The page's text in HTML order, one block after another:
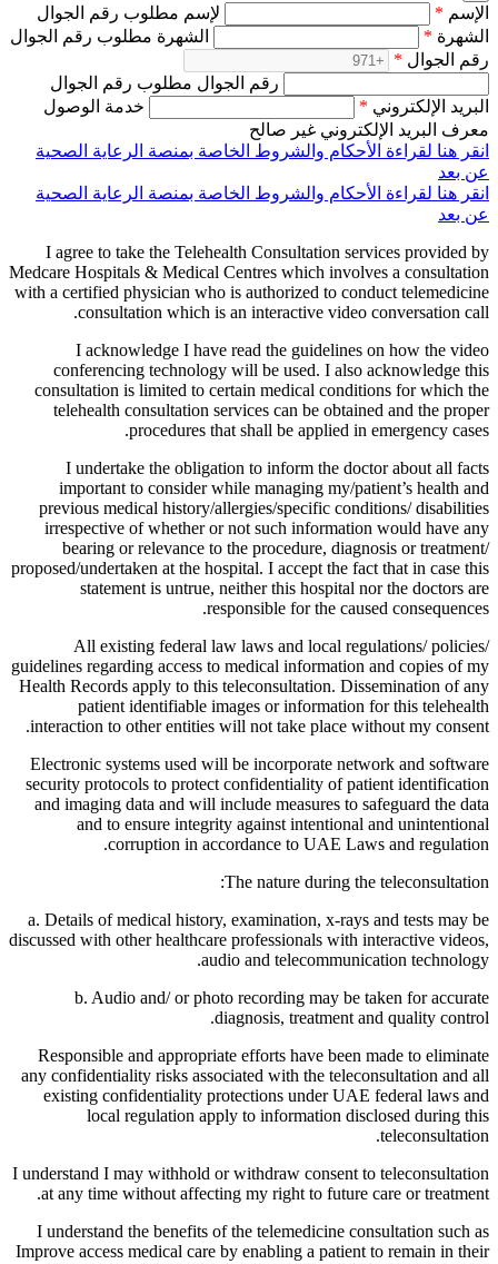
الإسم *
لإسم مطلوب رقم الجوال
الشهرة *
الشهرة مطلوب رقم الجوال
رقم الجوال *
رقم الجوال مطلوب رقم الجوال
البريد الإلكتروني *
خدمة الوصول
معرف البريد الإلكتروني غير صالح
انقر هنا لقراءة الأحكام والشروط الخاصة بمنصة الرعاية الصحية
عن بعد
انقر هنا لقراءة الأحكام والشروط الخاصة بمنصة الرعاية الصحية
عن بعد
I agree to take the Telehealth Consultation services provided by
Medcare Hospitals & Medical Centres which involves a consultation
with a certified physician who is authorized to conduct telemedicine
consultation which is an interactive video conversation call.
I acknowledge I have read the guidelines on how the video
conferencing technology will be used. I also acknowledge this
consultation is limited to certain medical conditions for which the
telehealth consultation services can be obtained and the proper
procedures that shall be applied in emergency cases.
I undertake the obligation to inform the doctor about all facts
important to consider while managing my/patient’s health and
previous medical history/allergies/specific conditions/ disabilities
irrespective of whether or not such information would have any
bearing or relevance to the procedure, diagnosis or treatment/
proposed/undertaken at the hospital. I accept the fact that in case this
statement is untrue, neither this hospital nor the doctors are
responsible for the caused consequences.
All existing federal law laws and local regulations/ policies/
guidelines regarding access to medical information and copies of my
Health Records apply to this teleconsultation. Dissemination of any
patient identifiable images or information for this telehealth
interaction to other entities will not take place without my consent.
Electronic systems used will be incorporate network and software
security protocols to protect confidentiality of patient identification
and imaging data and will include measures to safeguard the data
and to ensure integrity against intentional and unintentional
corruption in accordance to UAE Laws and regulation.
The nature during the teleconsultation:
a. Details of medical history, examination, x-rays and tests may be
discussed with other healthcare professionals with interactive videos,
audio and telecommunication technology.
b. Audio and/ or photo recording may be taken for accurate
diagnosis, treatment and quality control.
Responsible and appropriate efforts have been made to eliminate
any confidentiality risks associated with the teleconsultation and all
existing confidentiality protections under UAE federal laws and
local regulation apply to information disclosed during this
teleconsultation.
I understand I may withhold or withdraw consent to teleconsultation
at any time without affecting my right to future care or treatment.
I understand the benefits of the telemedicine consultation such as
Improve access medical care by enabling a patient to remain in their